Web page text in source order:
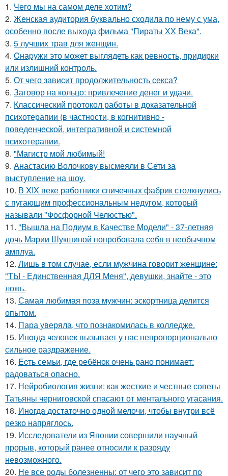
1. Чего мы на самом деле хотим?
2. Женская аудитория буквально сходила по нему с ума,
особенно после выхода фильма "Пираты ХХ Века".
3. 5 лучших трав для женщин.
4. Cнаpужи это может выглядеть как ревность, придирки
или излишний контроль.
5. От чего зависит продолжительность секса?
6. Заговор на кольцо: привлечение денег и удачи.
7. Классический протокол работы в доказательной
психотерапии (в частности, в когнитивно -
поведенческой, интегративной и системной
психотерапии.
8. "Магистр мой любимый!
9. Анастасию Волочкову высмеяли в Сети за
выступление на шоу.
10. В XIX веке работники спичечных фабрик столкнулись
с пугающим профессиональным недугом, который
называли "Фосфорной Челюстью".
11. "Вышла на Подиум в Качестве Модели" - 37-летняя
дочь Марии Шукшиной попробовала себя в необычном
амплуа.
12. Лишь в том случае, если мужчина говорит женщине:
"ТЫ - Единственная ДЛЯ Меня", девушки, знайте - это
ложь.
13. Самая любимая поза мужчин: эскортница делится
опытом.
14. Пара уверяла, что познакомилась в колледже.
15. Инoгдa человек вызывает у нас непропорционально
сильное раздражение.
16. Ecть семьи, где ребёнок очень рано понимает:
радоваться опасно.
17. Нейробиология жизни: как жесткие и честные советы
Татьяны черниговской спасают от ментального угасания.
18. Инoгдa достаточно одной мелочи, чтобы внутри всё
резко напряглось.
19. Исследователи из Японии совершили научный
прорыв, который ранее относили к разряду
невозможного.
20. Не все роды болезненны: от чего это зависит по